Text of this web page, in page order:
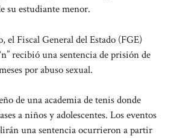
su estudiante menor.
el Fiscal General del Estado (FGE)
recibió una sentencia de prisión de
por abuso sexual.
de una academia de tenis donde
a niños y adolescentes. Los eventos
una sentencia ocurrieron a partir